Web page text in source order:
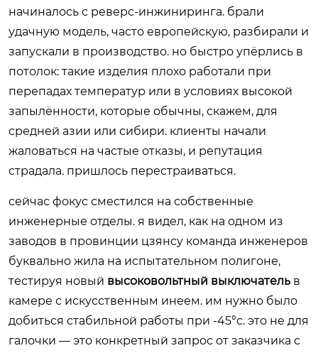
начиналось с реверс-инжиниринга. брали
удачную модель, часто европейскую, разбирали и
запускали в производство. но быстро упёрлись в
потолок: такие изделия плохо работали при
перепадах температур или в условиях высокой
запылённости, которые обычны, скажем, для
средней азии или сибири. клиенты начали
жаловаться на частые отказы, и репутация
страдала. пришлось перестраиваться.
сейчас фокус сместился на собственные
инженерные отделы. я видел, как на одном из
заводов в провинции цзянсу команда инженеров
буквально жила на испытательном полигоне,
тестируя новый высоковольтный выключатель в
камере с искусственным инеем. им нужно было
добиться стабильной работы при -45°c. это не для
галочки — это конкретный запрос от заказчика с